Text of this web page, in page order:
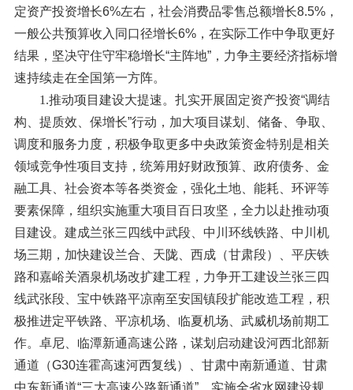
定资产投资增长6%左右，社会消费品零售总额增长8.5%，
一般公共预算收入同口径增长6%，在实际工作中争取更好
结果，坚决守住守牢稳增长“主阵地”，力争主要经济指标增
速持续走在全国第一方阵。
1.推动项目建设大提速。 扎实开展固定资产投资“调结
构、提质效、保增长”行动，加大项目谋划、储备、争取、
调度和服务力度，积极争取更多中央政策资金特别是相关
领域竞争性项目支持，统筹用好财政预算、政府债务、金
融工具、社会资本等各类资金，强化土地、能耗、环评等
要素保障，组织实施重大项目百日攻坚，全力以赴推动项
目建设。建成兰张三四线中武段、中川环线铁路、中川机
场三期，加快建设兰合、天陇、西成（甘肃段）、平庆铁
路和嘉峪关酒泉机场改扩建工程，力争开工建设兰张三四
线武张段、宝中铁路平凉南至安国镇段扩能改造工程，积
极推进定平铁路、平凉机场、临夏机场、武威机场前期工
作。卓尼、临潭新通高速公路，谋划启动建设河西北部新
通道（G30连霍高速河西复线）、甘肃中南新通道、甘肃
中东新通道“三大高速公路新通道”。实施全省水网建设规